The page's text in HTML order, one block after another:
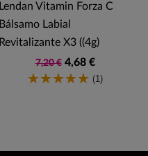
Lendan Vitamin Forza C
Bálsamo Labial
Revitalizante X3 ((4g)
7,20 € 4,68 €
(1)